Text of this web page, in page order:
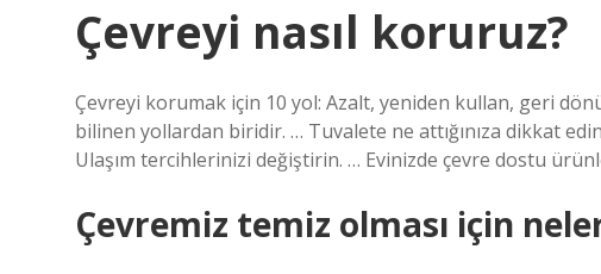
Çevreyi nasıl koruruz?
Çevreyi korumak için 10 yol: Azalt, yeniden kullan, geri
bilinen yollardan biridir. … Tuvalete ne attığınıza dikkat
Ulaşım tercihlerinizi değiştirin. … Evinizde çevre dostu
Çevremiz temiz olması için